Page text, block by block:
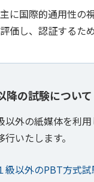
に国際的通用性の
価し、認証するた
の試験について
以外の紙媒体を利
いたします。
級以外のPBT方式試